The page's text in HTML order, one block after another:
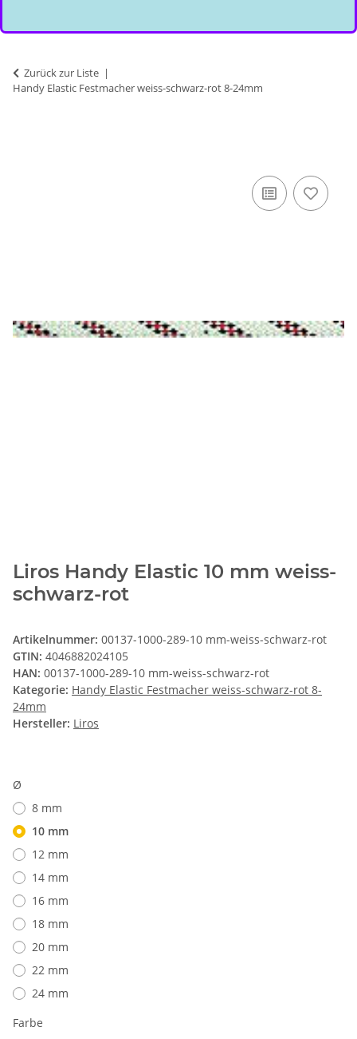
Zurück zur Liste
Handy Elastic Festmacher weiss-schwarz-rot 8-24mm
Liros Handy Elastic 10 mm weiss-
schwarz-rot
Artikelnummer: 00137-1000-289-10 mm-weiss-schwarz-rot
GTIN: 4046882024105
HAN: 00137-1000-289-10 mm-weiss-schwarz-rot
Kategorie: Handy Elastic Festmacher weiss-schwarz-rot 8-
24mm
Hersteller: Liros
Ø
8 mm
10 mm
12 mm
14 mm
16 mm
18 mm
20 mm
22 mm
24 mm
Farbe